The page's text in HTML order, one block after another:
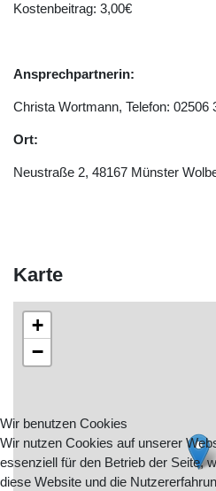
Kostenbeitrag: 3,00€
Ansprechpartnerin:
Christa Wortmann, Telefon: 02506
Ort:
Neustraße 2, 48167 Münster
Karte
+
−
Wir benutzen Cookies
Wir nutzen Cookies auf unserer
essenziell für den Betrieb der Seite,
diese Website und die